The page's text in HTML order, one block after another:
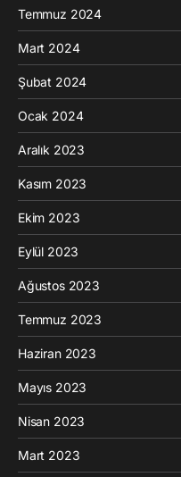
Temmuz 2024
Mart 2024
Şubat 2024
Ocak 2024
Aralık 2023
Kasım 2023
Ekim 2023
Eylül 2023
Ağustos 2023
Temmuz 2023
Haziran 2023
Mayıs 2023
Nisan 2023
Mart 2023